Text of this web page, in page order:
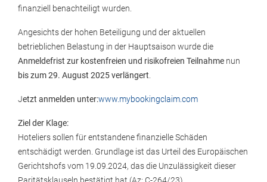
finanziell benachteiligt wurden.
Angesichts der hohen Beteiligung und der aktuellen
betrieblichen Belastung in der Hauptsaison wurde die
Anmeldefrist zur kostenfreien und risikofreien Teilnahme nun
bis zum 29. August 2025 verlängert
Jetzt anmelden unter:www.mybookingclaim.com
Ziel der Klage:
Hoteliers sollen für entstandene finanzielle Schäden
entschädigt werden. Grundlage ist das Urteil des Europäischen
Gerichtshofs vom 19.09.2024, das die Unzulässigkeit dieser